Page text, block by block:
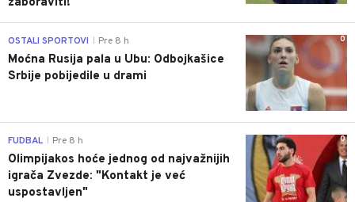
0
OSTALI SPORTOVI Pre 8 h
Moćna Rusija pala u Ubu: Odbojkašice
Srbije pobijedile u drami
0
FUDBAL Pre 8 h
Olimpijakos hoće jednog od najvažnijih
igrača Zvezde: "Kontakt je već
uspostavljen"